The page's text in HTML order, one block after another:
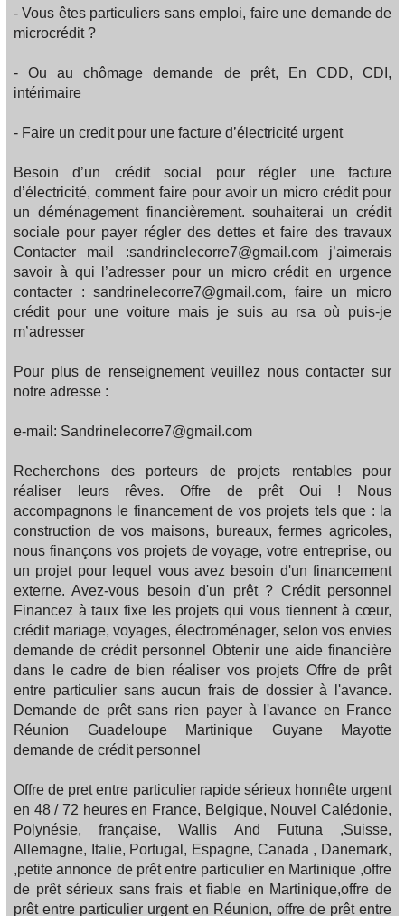
- Vous êtes particuliers sans emploi, faire une demande de
microcrédit ?
- Ou au chômage demande de prêt, En CDD, CDI,
intérimaire
- Faire un credit pour une facture d’électricité urgent
Besoin d’un crédit social pour régler une facture
d’électricité, comment faire pour avoir un micro crédit pour
un déménagement financièrement. souhaiterai un crédit
sociale pour payer régler des dettes et faire des travaux
Contacter mail :sandrinelecorre7@gmail.com j’aimerais
savoir à qui l’adresser pour un micro crédit en urgence
contacter : sandrinelecorre7@gmail.com, faire un micro
crédit pour une voiture mais je suis au rsa où puis-je
m’adresser
Pour plus de renseignement veuillez nous contacter sur
notre adresse :
e-mail: Sandrinelecorre7@gmail.com
Recherchons des porteurs de projets rentables pour
réaliser leurs rêves. Offre de prêt Oui ! Nous
accompagnons le financement de vos projets tels que : la
construction de vos maisons, bureaux, fermes agricoles,
nous finançons vos projets de voyage, votre entreprise, ou
un projet pour lequel vous avez besoin d'un financement
externe. Avez-vous besoin d'un prêt ? Crédit personnel
Financez à taux fixe les projets qui vous tiennent à cœur,
crédit mariage, voyages, électroménager, selon vos envies
demande de crédit personnel Obtenir une aide financière
dans le cadre de bien réaliser vos projets Offre de prêt
entre particulier sans aucun frais de dossier à l'avance.
Demande de prêt sans rien payer à l'avance en France
Réunion Guadeloupe Martinique Guyane Mayotte
demande de crédit personnel
Offre de pret entre particulier rapide sérieux honnête urgent
en 48 / 72 heures en France, Belgique, Nouvel Calédonie,
Polynésie, française, Wallis And Futuna ,Suisse,
Allemagne, Italie, Portugal, Espagne, Canada , Danemark,
,petite annonce de prêt entre particulier en Martinique ,offre
de prêt sérieux sans frais et fiable en Martinique,offre de
prêt entre particulier urgent en Réunion, offre de prêt entre